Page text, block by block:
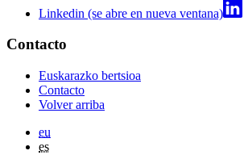
Linkedin (se abre en nueva ventana)
Contacto
Euskarazko bertsioa
Contacto
Volver arriba
eu
es